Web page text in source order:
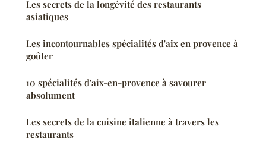
Les secrets de la longévité des restaurants
asiatiques
Les incontournables spécialités d'aix en provence à
goûter
10 spécialités d'aix-en-provence à savourer
absolument
Les secrets de la cuisine italienne à travers les
restaurants